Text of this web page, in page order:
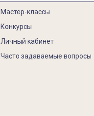
Мастер-классы
Конкурсы
Личный кабинет
Часто задаваемые вопросы